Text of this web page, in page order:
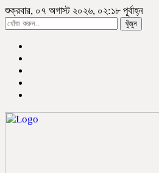
শুক্রবার, ০৭ অগাস্ট ২০২৬, ০২:১৮ পূর্বাহ্ন
খুঁজুন